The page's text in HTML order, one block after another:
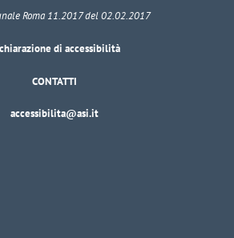
Roma 11.2017 del 02.02.2017
di accessibilità
CONTATTI
accessibilita@asi.it